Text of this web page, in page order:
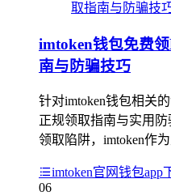
imtoken钱包免费
南与防骗技巧
针对imtoken钱包相关
正规领取指南与实用
领取陷阱，imtoken作
imtoken官网钱包app
06